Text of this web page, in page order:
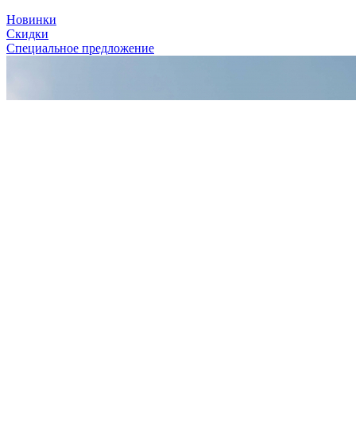
Новинки
Скидки
Специальное предложение